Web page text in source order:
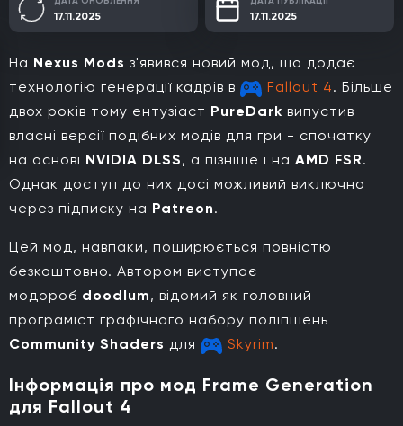
17.11.2025 17.11.2025
На Nexus Mods з'явився новий мод, що додає
технологію генерації кадрів в
Fallout 4. Більше
двох років тому ентузіаст PureDark випустив
власні версії подібних модів для гри - спочатку
на основі NVIDIA DLSS, а пізніше і на AMD FSR.
Однак доступ до них досі можливий виключно
через підписку на Patreon.
Цей мод, навпаки, поширюється повністю
безкоштовно. Автором виступає
модороб doodlum, відомий як головний
програміст графічного набору поліпшень
Community Shaders для Skyrim.
Інформація про мод Frame Generation
для Fallout 4